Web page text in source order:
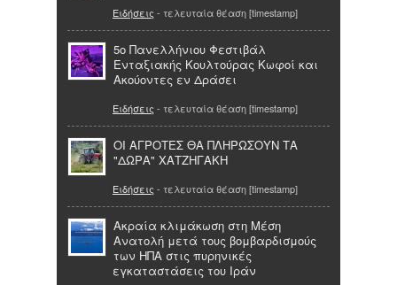
Ειδήσεις - τελευταία θέαση [timestamp]
5ο Πανελλήνιου Φεστιβάλ
Ενταξιακής Κουλτούρας Κωφοί και
Ακούοντες εν Δράσει
Ειδήσεις - τελευταία θέαση [timestamp]
ΟΙ ΑΓΡΟΤΕΣ ΘΑ ΠΛΗΡΩΣΟΥΝ ΤΑ
"ΔΩΡΑ" ΧΑΤΖΗΓΑΚΗ
Ειδήσεις - τελευταία θέαση [timestamp]
Ακραία κλιμάκωση στη Μέση
Ανατολή μετά τους βομβαρδισμούς
των ΗΠΑ στις πυρηνικές
εγκαταστάσεις του Ιράν